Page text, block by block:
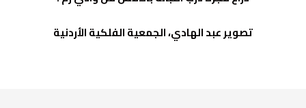
تصوير عبد الهادي، الجمعية الفلكية الأردنية